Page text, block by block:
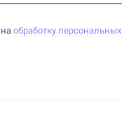
наобработку персональных